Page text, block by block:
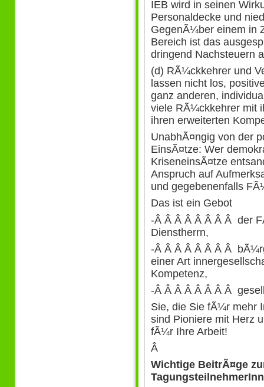
IEB wird in seinen
Personaldecke und
GegenÃ¼ber einem in
Bereich ist das
dringend Nachsteuern
(d) RÃ¼ckkehrer und
lassen nicht los,
ganz anderen,
viele RÃ¼ckkehrer mit
ihren erweiterten
UnabhÃ¤ngig von der
EinsÃ¤tze: Wer
KriseneinsÃ¤tze
Anspruch auf
und gegebenenfalls
Das ist ein Gebot
-Â Â Â Â Â Â Â Â der
Dienstherrn,
-Â Â Â Â Â Â Â Â
einer Art
Kompetenz,
-Â Â Â Â Â Â Â Â
Sie, die Sie fÃ¼r mehr
sind Pioniere mit Herz
fÃ¼r Ihre Arbeit!
Â
Wichtige BeitrÃ¤ge